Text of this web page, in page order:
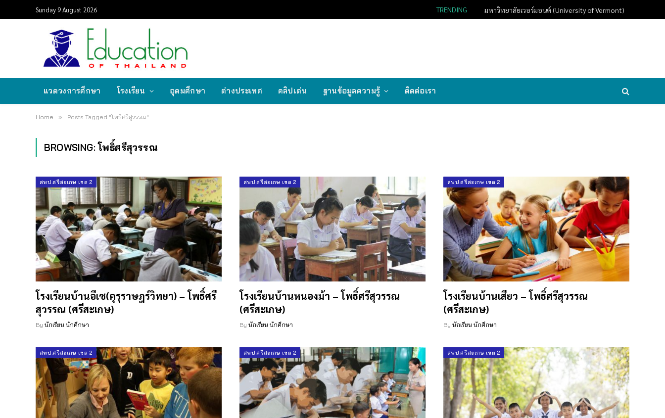
Sunday 9 August 2026 TRENDING มหาวิทยาลัยเวอร์มอนต์ (University of Vermont)
แวดวงการศึกษา โรงเรียน อุดมศึกษา ต่างประเทศ คลิปเด่น ฐานข้อมูลความรู้ ติดต่อเรา
Home » Posts Tagged "โพธิ์ศรีสุวรรณ"
BROWSING:โพธิ์ศรีสุวรรณ
สพป.ศรีสะเกษ เขต 2
โรงเรียนบ้านอีเซ(คุรุราษฎร์วิทยา) – โพธิ์ศรี
สุวรรณ (ศรีสะเกษ)
By นักเรียน นักศึกษา
สพป.ศรีสะเกษ เขต 2
โรงเรียนบ้านหนองม้า – โพธิ์ศรีสุวรรณ
(ศรีสะเกษ)
By นักเรียน นักศึกษา
สพป.ศรีสะเกษ เขต 2
โรงเรียนบ้านเสียว – โพธิ์ศรีสุวรรณ
(ศรีสะเกษ)
By นักเรียน นักศึกษา
สพป.ศรีสะเกษ เขต 2 สพป.ศรีสะเกษ เขต 2 สพป.ศรีสะเกษ เขต 2